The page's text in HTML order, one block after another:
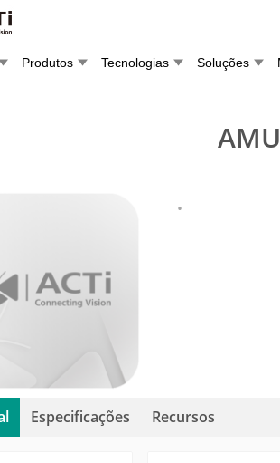
Produtos Tecnologias Soluções
Especificações Recursos